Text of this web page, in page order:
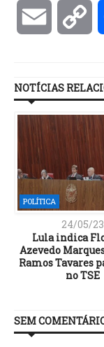
Email
NOTÍCIAS
POLÍTICA
24/05/23
Lula indica
Azevedo
Ramos Tavares
no TSE
SEM